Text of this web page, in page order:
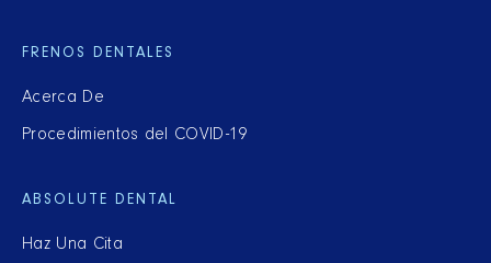
FRENOS DENTALES
Acerca De
Procedimientos del COVID-19
ABSOLUTE DENTAL
Haz Una Cita